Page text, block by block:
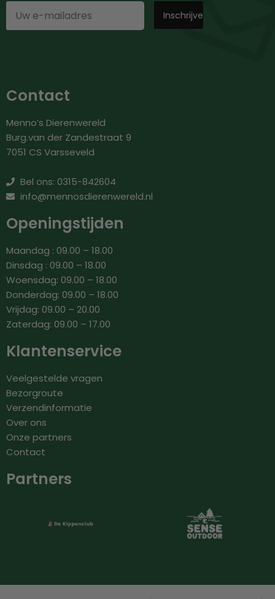
Contact
Menno’s Dierenwereld
Burg.van der Zandestraat 9
7051 CS Varsseveld
Bel ons: 0315-842604
info@mennosdierenwereld.nl
Openingstijden
Maandag : 09.00 – 18.00
Dinsdag : 09.00 – 18.00
Woensdag: 09.00 – 18.00
Donderdag: 09.00 – 18.00
Vrijdag: 09.00 – 20.00
Zaterdag: 09.00 – 17.00
Klantenservice
Veelgestelde vragen
Bezorgroute
Verzendinformatie
Over ons
Onze partners
Contact
Partners